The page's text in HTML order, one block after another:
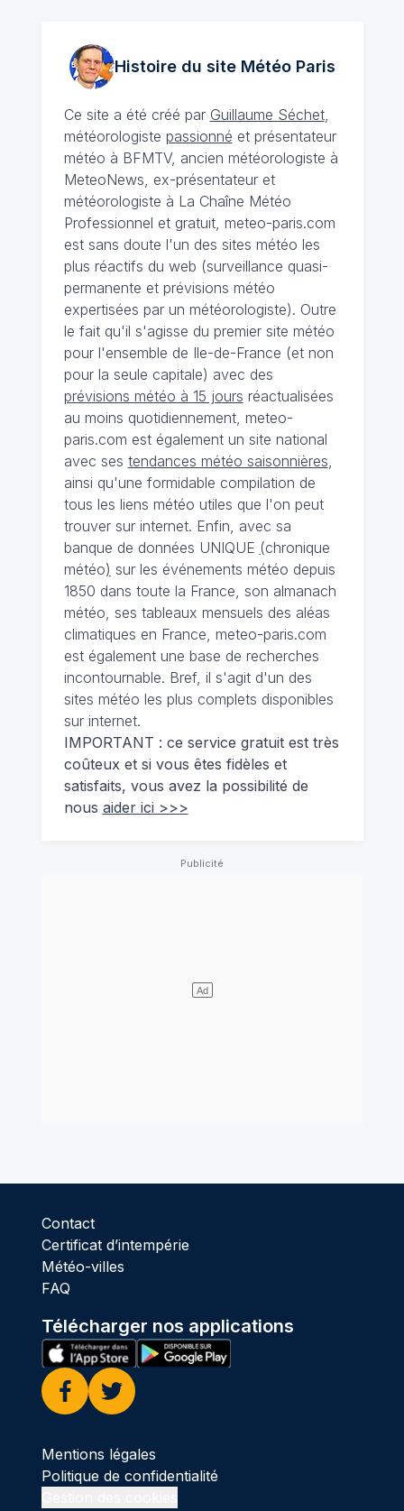
Histoire du site MétéoParis
Ce site a été créé par Guillaume Séchet,
météorologiste passionné et présentateur
météo à BFMTV, ancien météorologiste à
MeteoNews, ex-présentateur et
météorologiste à La Chaîne Météo
Professionnel et gratuit, meteo-paris.com
est sans doute l'un des sites météo les
plus réactifs du web (surveillance quasi-
permanente et prévisions météo
expertisées par un météorologiste). Outre
le fait qu'il s'agisse du premier site météo
pour l'ensemble de Ile-de-France (et non
pour la seule capitale) avec des
prévisions météo à 15 jours réactualisées
au moins quotidiennement, meteo-
paris.com est également un site national
avec ses tendances météo saisonnières
ainsi qu'une formidable compilation de
tous les liens météo utiles que l'on peut
trouver sur internet. Enfin, avec sa
banque de données UNIQUE (chronique
météo) sur les événements météo depuis
1850 dans toute la France, son almanach
météo, ses tableaux mensuels des aléas
climatiques en France, meteo-paris.com
est également une base de recherches
incontournable. Bref, il s'agit d'un des
sites météo les plus complets disponibles
sur internet.
IMPORTANT : ce service gratuit est très
coûteux et si vous êtes fidèles et
satisfaits, vous avez la possibilité de
nous aider ici >>>
Contact
Certificat d’intempérie
Météo-villes
FAQ
Télécharger nos applications
Facebook
Twitter
Mentions légales
Politique de confidentialité